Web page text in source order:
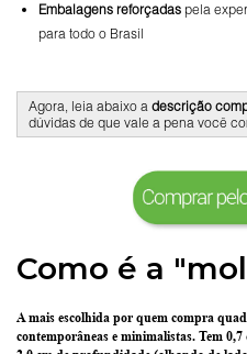
Embalagens reforçadas pela
para todo o Brasil
Agora, leia abaixo a descrição
dúvidas de que vale a pena você
Como é a
A mais escolhida por quem compra
contemporâneas e minimalistas. Tem 0,7